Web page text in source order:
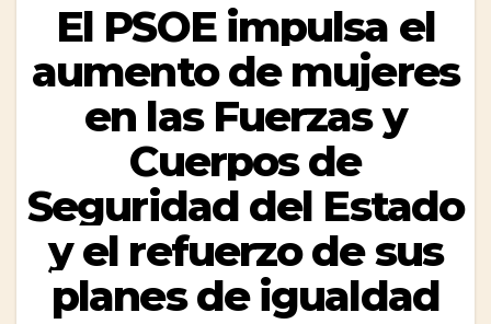
El PSOE impulsa el
aumento de mujeres
en las Fuerzas y
Cuerpos de
Seguridad del Estado
y el refuerzo de sus
planes de igualdad